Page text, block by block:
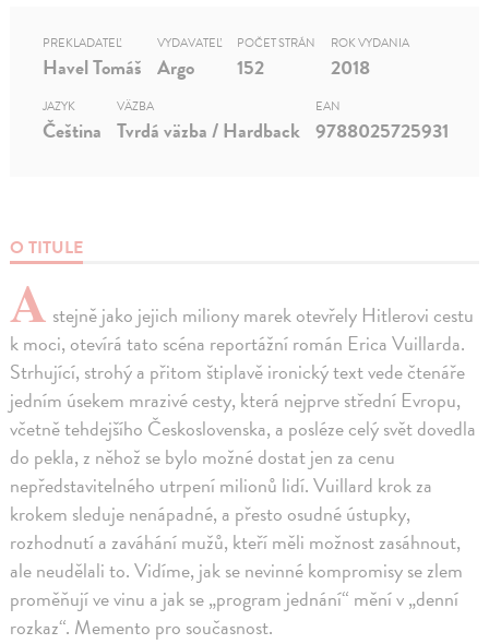
O TITULE
A stejně jako jejich miliony marek otevřely Hitlerovi cestu
k moci, otevírá tato scéna reportážní román Erica Vuillarda.
Strhující, strohý a přitom štiplavě ironický text vede čtenáře
jedním úsekem mrazivé cesty, která nejprve střední Evropu,
včetně tehdejšího Československa, a posléze celý svět dovedla
do pekla, z něhož se bylo možné dostat jen za cenu
nepředstavitelného utrpení milionů lidí. Vuillard krok za
krokem sleduje nenápadné, a přesto osudné ústupky,
rozhodnutí a zaváhání mužů, kteří měli možnost zasáhnout,
ale neudělali to. Vidíme, jak se nevinné kompromisy se zlem
proměňují ve vinu a jak se „program jednání“ mění v „denní
rozkaz“. Memento pro současnost.
PREKLADATEĽ
Havel Tomáš
VYDAVATEĽ
Argo
POČET STRÁN
152
ROK VYDANIA
2018
JAZYK
Čeština
VÄZBA
Tvrdá väzba / Hardback
EAN
9788025725931